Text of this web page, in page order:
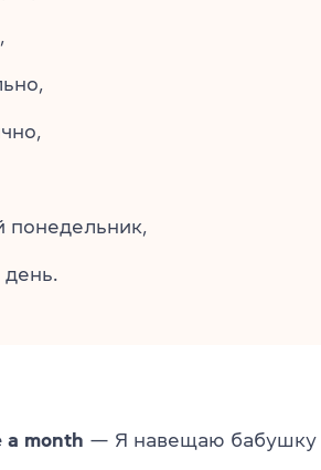
a month — Я навещаю бабушку